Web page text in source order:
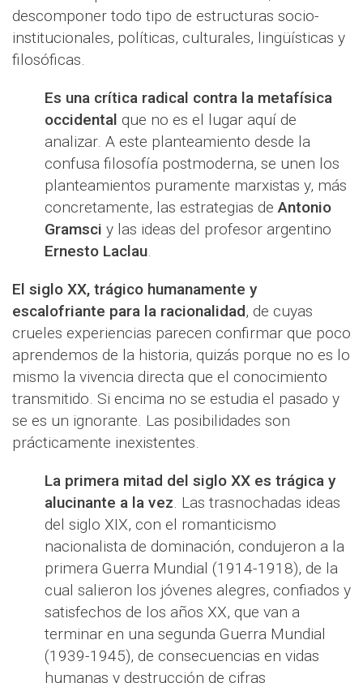
descomponer todo tipo de estructuras socio-
institucionales, políticas, culturales, lingüísticas y
filosóficas.
Es una crítica radical contra la metafísica
occidental que no es el lugar aquí de
analizar. A este planteamiento desde la
confusa filosofía postmoderna, se unen los
planteamientos puramente marxistas y, más
concretamente, las estrategias deAntonio
Gramsci y las ideas del profesor argentino
Ernesto Laclau.
El siglo XX, trágico humanamente y
escalofriante para la racionalidad, de cuyas
crueles experiencias parecen confirmar que poco
aprendemos de la historia, quizás porque no es lo
mismo la vivencia directa que el conocimiento
transmitido. Si encima no se estudia el pasado y
se es un ignorante. Las posibilidades son
prácticamente inexistentes.
La primera mitad del siglo XX es trágica y
alucinante a la vez. Las trasnochadas ideas
del siglo XIX, con el romanticismo
nacionalista de dominación, condujeron a la
primera Guerra Mundial (1914-1918), de la
cual salieron los jóvenes alegres, confiados y
satisfechos de los años XX, que van a
terminar en una segunda Guerra Mundial
(1939-1945), de consecuencias en vidas
humanas y destrucción de cifras